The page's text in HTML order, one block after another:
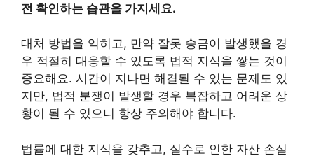
전 확인하는 습관을 가지세요.
대처 방법을 익히고, 만약 잘못 송금이 발생했을 경
우 적절히 대응할 수 있도록 법적 지식을 쌓는 것이
중요해요. 시간이 지나면 해결될 수 있는 문제도 있
지만, 법적 분쟁이 발생할 경우 복잡하고 어려운 상
황이 될 수 있으니 항상 주의해야 합니다.
법률에 대한 지식을 갖추고, 실수로 인한 자산 손실